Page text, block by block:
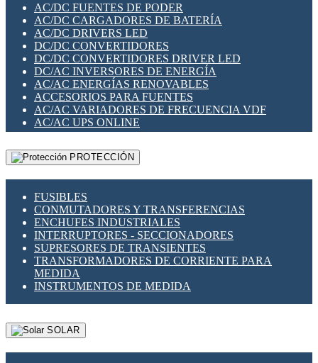
SWITCH Y MICROSWITCH
TARJETAS PI
UNIÓN Y DERIVACIÓN DE CABLE
PLACAS MODULARES IOT
SWITCHES Y REDES WIFI
SOLUCIONES IOT
SOLUCIONES LORAWAN
SOLUCIONES RED CELULAR
SEGURIDAD PARA REDES
SWITCHES LAN
TELEFONÍA IP (VOIP)
VIGILANCIA IP (CCTV)
MESHTASTIC
AC/DC FUENTES DE PODER
AC/DC CARGADORES DE BATERÍA
AC/DC DRIVERS LED
DC/DC CONVERTIDORES
DC/DC CONVERTIDORES DRIVER LED
DC/AC INVERSORES DE ENERGÍA
AC/AC ENERGÍAS RENOVABLES
ACCESORIOS PARA FUENTES
AC/AC VARIADORES DE FRECUENCIA VDF
AC/AC UPS ONLINE
PROTECCIÓN
FUSIBLES
CONMUTADORES Y TRANSFERENCIAS
ENCHUFES INDUSTRIALES
INTERRUPTORES - SECCIONADORES
SUPRESORES DE TRANSIENTES
TRANSFORMADORES DE CORRIENTE PARA
MEDIDA
INSTRUMENTOS DE MEDIDA
SOLAR